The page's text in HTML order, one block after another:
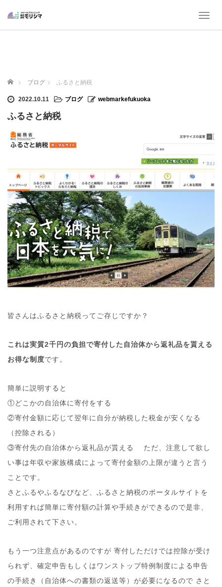
T
t
n
ホーム ブログ ふるさと納税
2022.10.11 ブログ webmarkefukuoka
ふるさと納税
皆さんはふるさと納税ってご存じですか？
これは実質2千円の負担で寄付した自治体から返礼品を貰える
お得な制度です。
簡単に説明すると
①どこかの自治体に寄付をする
②寄付金額に応じて翌年に自分が納税した税金が安くなる
（控除される）
③寄付先の自治体から返礼品が貰える ただ、注意して欲し
い事は年収や家族構成によって寄付金額の上限が違うと言う
ことです。
さとふるやふるなびなど、ふるさと納税のポータルサイトを
利用すれば簡単に寄付額の計算や手続きができるので是非、
ご利用されて下さい。
もう一つ注意点があるのですが 寄付しただけでは控除が受け
られず、確定申告もしくはワンストップ特例制度による申告
の手続き（自治体への書類の返送等）が必要になるので さと